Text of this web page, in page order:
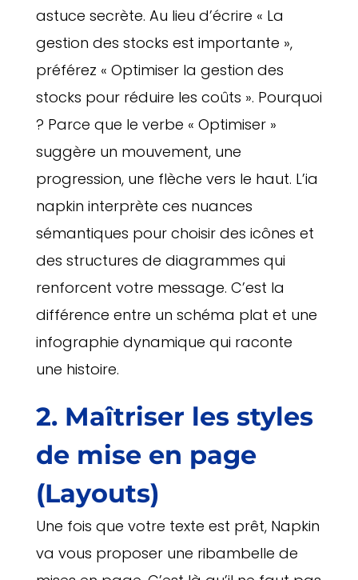
astuce secrète. Au lieu d’écrire « La
gestion des stocks est importante »,
préférez « Optimiser la gestion des
stocks pour réduire les coûts ». Pourquoi
? Parce que le verbe « Optimiser »
suggère un mouvement, une
progression, une flèche vers le haut. L’ia
napkin interprète ces nuances
sémantiques pour choisir des icônes et
des structures de diagrammes qui
renforcent votre message. C’est la
différence entre un schéma plat et une
infographie dynamique qui raconte
une histoire.
2. Maîtriser les styles
de mise en page
(Layouts)
Une fois que votre texte est prêt, Napkin
va vous proposer une ribambelle de